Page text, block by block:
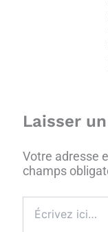
Laisser
Votre adresse
champs
ici…